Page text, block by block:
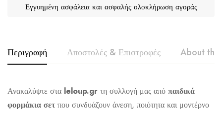
Εγγυημένη ασφάλεια και ασφαλής ολοκλήρωση αγοράς
Περιγραφή Αποστολές & Επιστροφές About
Ανακαλύψτε στα leloup.gr τη συλλογή μας από παιδικά
φορμάκια σετπου συνδυάζουν άνεση, ποιότητα και μοντέρνο
JOYCE